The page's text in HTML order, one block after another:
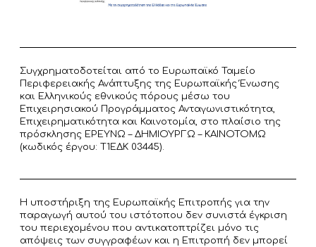
Συγχρηματοδοτείται από το Ευρωπαϊκό Ταμείο
Περιφερειακής Ανάπτυξης της Ευρωπαϊκής Ένωσης
και Ελληνικούς εθνικούς πόρους μέσω του
Επιχειρησιακού Προγράμματος Ανταγωνιστικότητα,
Επιχειρηματικότητα και Καινοτομία, στο πλαίσιο της
πρόσκλησης ΕΡΕΥΝΩ – ΔΗΜΙΟΥΡΓΩ – ΚΑΙΝΟΤΟΜΩ
(κωδικός έργου: T1ΕΔΚ 03445).
Η υποστήριξη της Ευρωπαϊκής Επιτροπής για την
παραγωγή αυτού του ιστότοπου δεν συνιστά έγκριση
του περιεχομένου που αντικατοπτρίζει μόνο τις
απόψεις των συγγραφέων και η Επιτροπή δεν μπορεί